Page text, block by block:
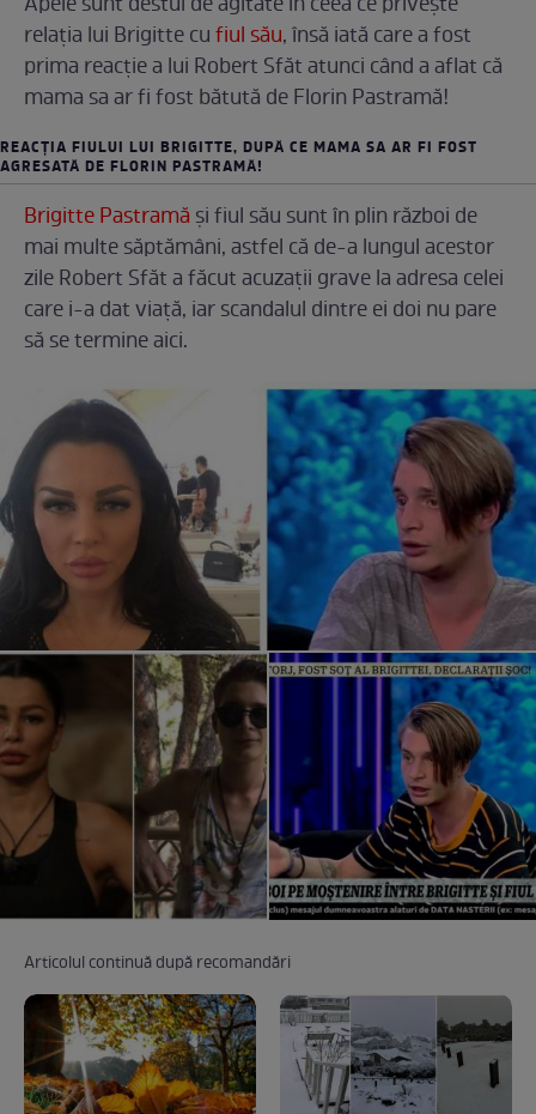
relația lui Brigitte cufiul său, însă iată care a fost
prima reacție a lui Robert Sfăt atunci când a aflat că
mama sa ar fi fost bătută de Florin Pastramă!
REACȚIA FIULUI LUI BRIGITTE, DUPĂ CE MAMA SA AR FI FOST
AGRESATĂ DE FLORIN PASTRAMĂ!
Brigitte Pastramă și fiul său sunt în plin război de
mai multe săptămâni, astfel că de-a lungul acestor
zile Robert Sfăt a făcut acuzații grave la adresa celei
care i-a dat viață, iar scandalul dintre ei doi nu pare
să se termine aici.
Articolul continuă după recomandări